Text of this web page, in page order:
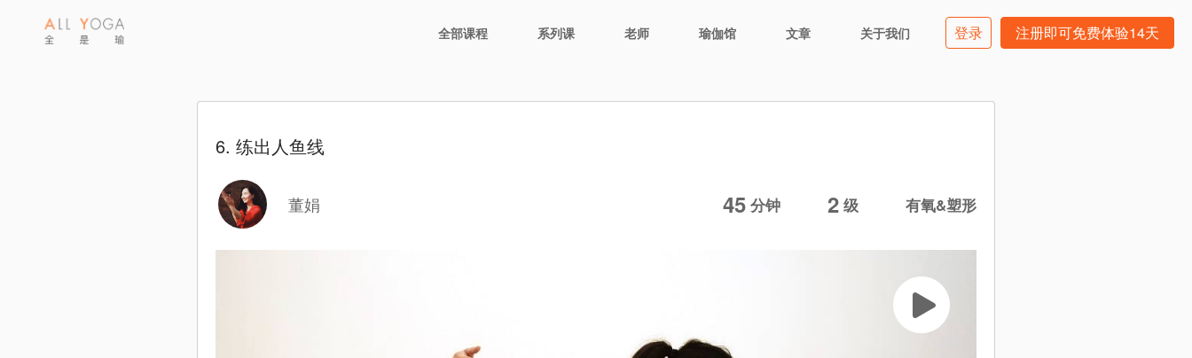
全部课程 系列课 老师 瑜伽馆 文章 关于我们 登录 注册即可免费体验14天
6. 练出人鱼线
董娟 45 分钟 2 级 有氧&塑形